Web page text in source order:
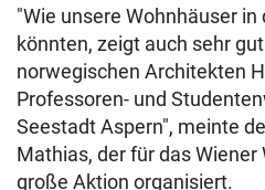
"Wie unsere Wohnhäuser
könnten, zeigt auch sehr
norwegischen Architekten
Professoren- und
Seestadt Aspern", meinte
Mathias, der für das
große Aktion organisiert.